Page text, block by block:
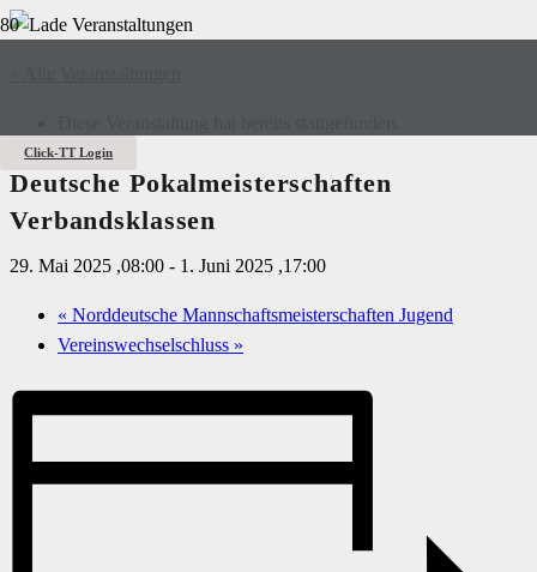
Click-TT Login
Deutsche Pokalmeisterschaften
Verbandsklassen
29. Mai 2025 ,08:00 - 1. Juni 2025 ,17:00
« Norddeutsche Mannschaftsmeisterschaften Jugend
Vereinswechselschluss »